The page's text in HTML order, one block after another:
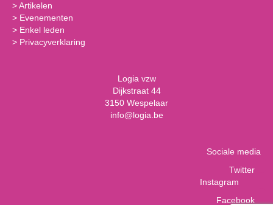
>Artikelen
> Evenementen
> Enkel leden
> Privacyverklaring
Logia vzw
Dijkstraat 44
3150 Wespelaar
info@logia.be
Sociale media
Twitter
Instagram
Facebook